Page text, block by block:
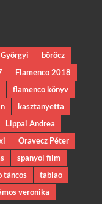
böröcz
Flamenco 2018
flamenco könyv
kasztanyetta
Lippai Andrea
Oravecz Péter
spanyol film
táncos
tablao
veronika